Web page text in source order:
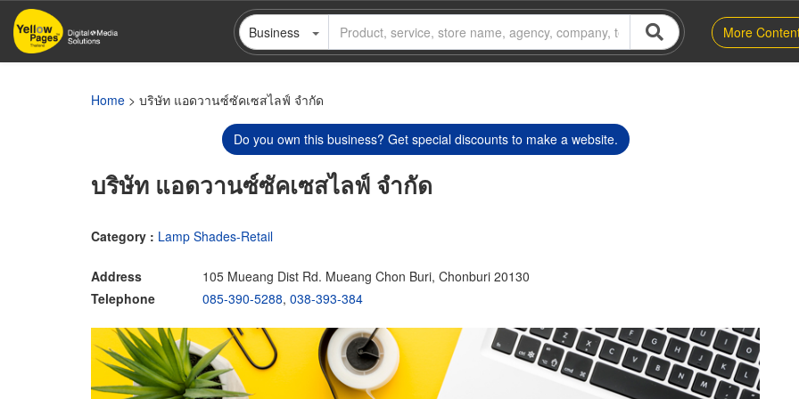
Skip
main
Business More
Home > บริษัท แอดวานซ์ซัคเซสไลฟ์ จำกัด
Do you own this business? Get special discounts to make a website.
บริษัท แอดวานซ์ซัคเซสไลฟ์ จำกัด
Category : Lamp Shades-Retail
Address
105 Mueang Dist Rd. Mueang Chon Buri, Chonburi 20130
Telephone
085-390-5288, 038-393-384